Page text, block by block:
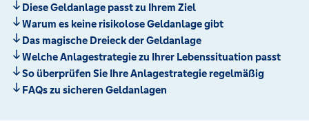
Diese Geldanlage passt zu Ihrem Ziel
Warum es keine risikolose Geldanlage gibt
Das magische Dreieck der Geldanlage
Welche Anlagestrategie zu Ihrer Lebenssituation passt
So überprüfen Sie Ihre Anlagestrategie regelmäßig
FAQs zu sicheren Geldanlagen